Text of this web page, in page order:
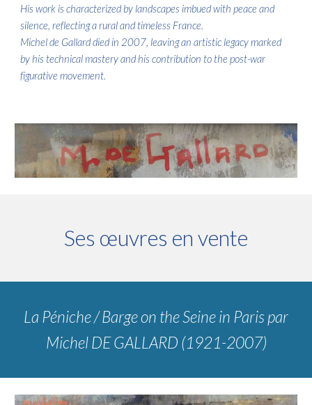
His work is characterized by landscapes imbued with peace and
silence, reflecting a rural and timeless France.
Michel de Gallard died in 2007, leaving an artistic legacy marked
by his technical mastery and his contribution to the post-war
figurative movement.
Ses œuvres en vente
La Péniche / Barge on the Seine in Parispar
Michel DE GALLARD (1921-2007)